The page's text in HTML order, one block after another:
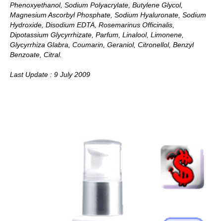
Phenoxyethanol, Sodium Polyacrylate, Butylene Glycol,
Magnesium Ascorbyl Phosphate, Sodium Hyaluronate, Sodium
Hydroxide, Disodium EDTA, Rosemarinus Officinalis,
Dipotassium Glycyrrhizate, Parfum, Linalool, Limonene,
Glycyrrhiza Glabra, Coumarin, Geraniol, Citronellol, Benzyl
Benzoate, Citral.
Last Update : 9 July 2009